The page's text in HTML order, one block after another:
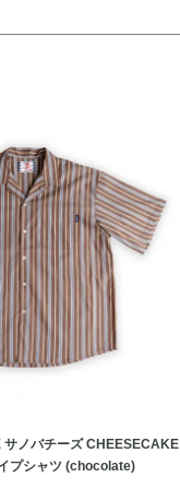
サノバチーズ CHEESECAKE
プシャツ (chocolate)